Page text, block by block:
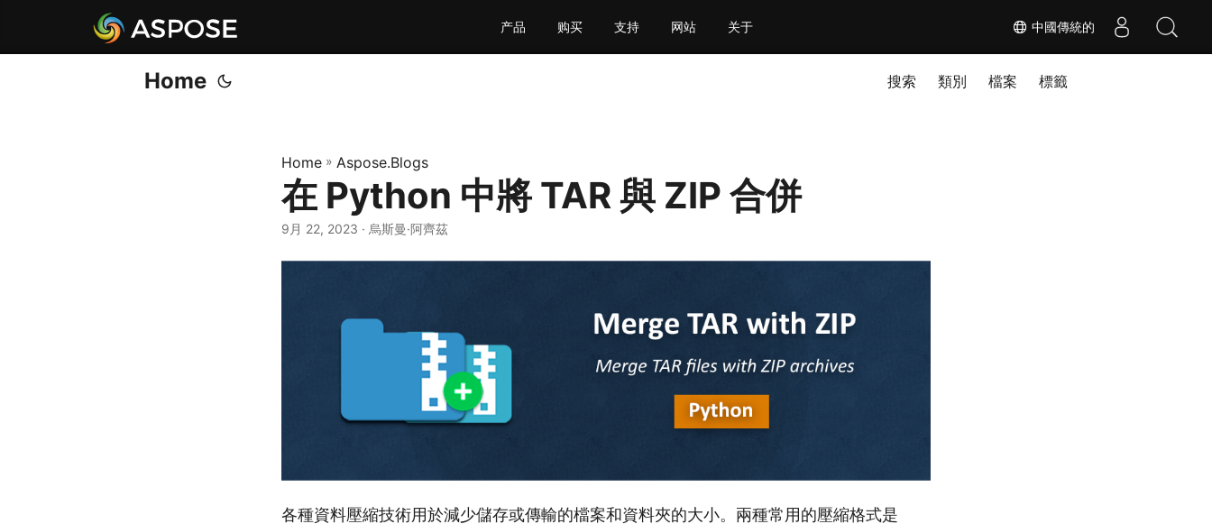
中國傳統的
产品 购买 支持 网站 关于
Home 搜索 類別 檔案 標籤
Home » Aspose.Blogs
在 Python 中將 TAR 與 ZIP 合併
9月 22, 2023 · 烏斯曼·阿齊茲
各種資料壓縮技術用於減少儲存或傳輸的檔案和資料夾的大小。兩種常用的壓縮格式是